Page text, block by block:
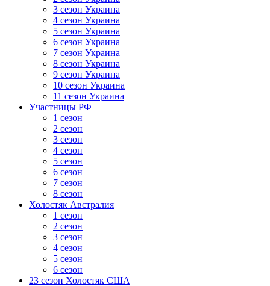
3 сезон Украина
4 сезон Украина
5 сезон Украина
6 сезон Украина
7 сезон Украина
8 сезон Украина
9 сезон Украина
10 сезон Украина
11 сезон Украина
Участницы РФ
1 сезон
2 сезон
3 сезон
4 сезон
5 сезон
6 сезон
7 сезон
8 сезон
Холостяк Австралия
1 сезон
2 сезон
3 сезон
4 сезон
5 сезон
6 сезон
23 сезон Холостяк США